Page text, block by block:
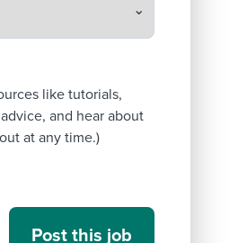
like tutorials,
and hear about
at any time.)